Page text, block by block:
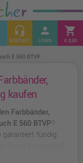
headset_mic
KONTAKT
person
LOGIN
shopping_cart
€ 0,00
E 560 BTVP
kaufen
Farbbänder,
E 560 BTVP?
garantiert fündig.
Label &